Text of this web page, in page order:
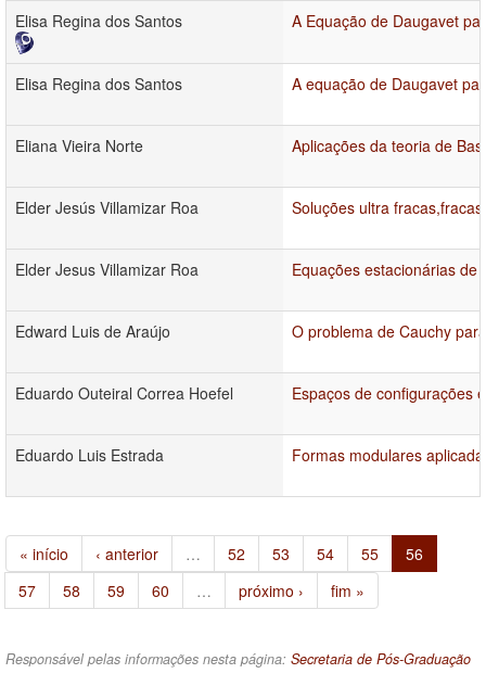
Elisa Regina dos Santos A Equação de Daugavet
Elisa Regina dos Santos A equação de Daugavet
Eliana Vieira Norte Aplicações da teoria de
Elder Jesús Villamizar Roa Soluções ultra
Elder Jesus Villamizar Roa Equações estacionárias
Edward Luis de Araújo O problema de Cauchy
Eduardo Outeiral Correa Hoefel Espaços de configurações
Eduardo Luis Estrada Formas modulares
« início ‹ anterior … 52 53 54 55
56
57
58 59 60 … próximo › fim »
Responsável pelas informações nesta página: Secretaria de Pós-Graduação